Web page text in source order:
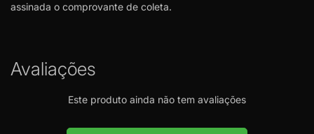
assinada o comprovante de coleta.
Avaliações
Este produto ainda não tem avaliações